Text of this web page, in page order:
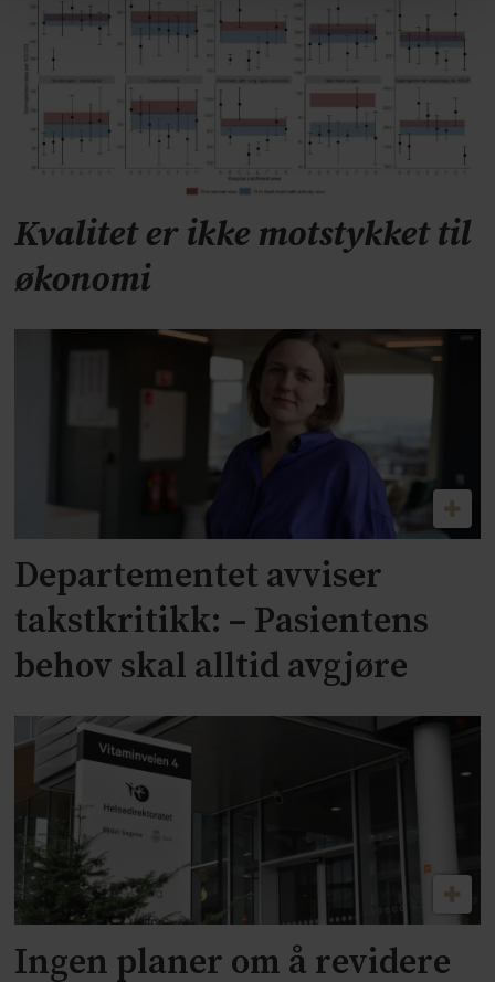
Kvalitet er ikke motstykket til
økonomi
Departementet avviser
takstkritikk: – Pasientens
behov skal alltid avgjøre
Ingen planer om å revidere